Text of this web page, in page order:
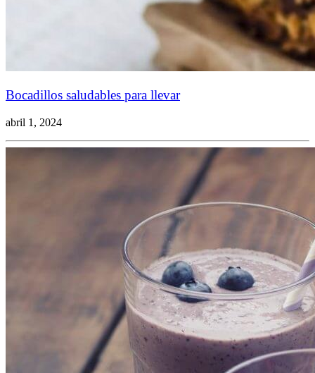
Bocadillos saludables para llevar
abril 1, 2024